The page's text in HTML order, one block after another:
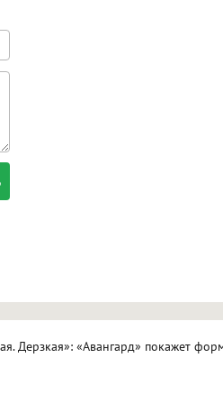
Дерзкая»: «Авангард» покажет